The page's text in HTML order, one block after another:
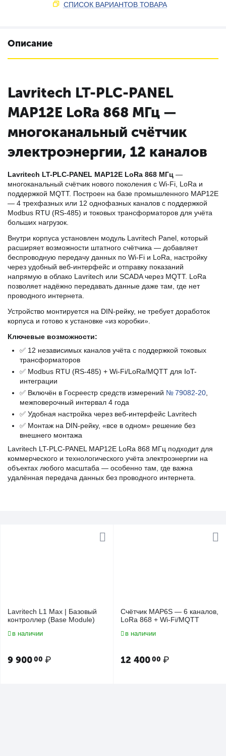
СПИСОК ВАРИАНТОВ ТОВАРА
Описание
Lavritech LT-PLC-PANEL
MAP12E LoRa 868 МГц —
многоканальный счётчик
электроэнергии, 12 каналов
Lavritech LT-PLC-PANEL MAP12E LoRa 868 МГц —
многоканальный счётчик нового поколения с Wi‑Fi, LoRa и
поддержкой MQTT. Построен на базе промышленного MAP12E
— 4 трехфазных или 12 однофазных каналов с поддержкой
Modbus RTU (RS‑485) и токовых трансформаторов для учёта
больших нагрузок.
Внутри корпуса установлен модуль Lavritech Panel, который
расширяет возможности штатного счётчика — добавляет
беспроводную передачу данных по Wi‑Fi и LoRa, настройку
через удобный веб‑интерфейс и отправку показаний
напрямую в облако Lavritech или SCADA через MQTT. LoRa
позволяет надёжно передавать данные даже там, где нет
проводного интернета.
Устройство монтируется на DIN‑рейку, не требует доработок
корпуса и готово к установке «из коробки».
Ключевые возможности:
✅ 12 независимых каналов учёта с поддержкой токовых
трансформаторов
✅ Modbus RTU (RS‑485) + Wi‑Fi/LoRa/MQTT для IoT-
интеграции
✅ Включён в Госреестр средств измерений № 79082‑20
межповерочный интервал 4 года
✅ Удобная настройка через веб‑интерфейс Lavritech
✅ Монтаж на DIN‑рейку, «все в одном» решение без
внешнего монтажа
Lavritech LT-PLC-PANEL MAP12E LoRa 868 МГц подходит для
коммерческого и технологического учёта электроэнергии на
объектах любого масштаба — особенно там, где важна
удалённая передача данных без проводного интернета.
Lavritech L1 Max | Базовый
контроллер (Base Module)
в наличии
9 90000 ₽
Счётчик MAP6S — 6 каналов,
LoRa 868 + Wi-Fi/MQTT
в наличии
12 40000 ₽